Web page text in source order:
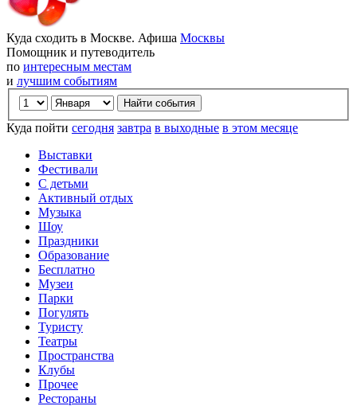
Куда сходить в Москве. Афиша Москвы
Помощник и путеводитель
по интересным местам
и лучшим событиям
Куда пойти сегодня завтра в выходные в этом месяце
Выставки
Фестивали
С детьми
Активный отдых
Музыка
Шоу
Праздники
Образование
Бесплатно
Музеи
Парки
Погулять
Туристу
Театры
Пространства
Клубы
Прочее
Рестораны